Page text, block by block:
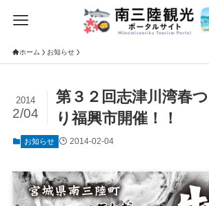
ホーム お知らせ
第３２回志津川湾春
り福興市開催！！
2014
2/04
お知らせ 2014-02-04